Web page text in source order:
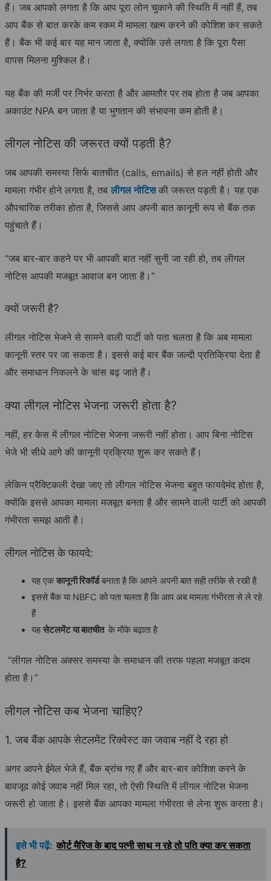
हैं। जब आपको लगता है कि आप पूरा लोन चुकाने की स्थिति में नहीं हैं, तब
आप बैंक से बात करके कम रकम में मामला खत्म करने की कोशिश कर सकते
हैं। बैंक भी कई बार यह मान जाता है, क्योंकि उसे लगता है कि पूरा पैसा
वापस मिलना मुश्किल है।
यह बैंक की मर्जी पर निर्भर करता है और आमतौर पर तब होता है जब आपका
अकाउंट NPA बन जाता है या भुगतान की संभावना कम होती है।
लीगल नोटिस की जरूरत क्यों पड़ती है?
जब आपकी समस्या सिर्फ बातचीत (calls, emails) से हल नहीं होती और
मामला गंभीर होने लगता है, तबलीगल नोटिस की जरूरत पड़ती है। यह एक
औपचारिक तरीका होता है, जिससे आप अपनी बात कानूनी रूप से बैंक तक
पहुंचाते हैं।
“जब बार-बार कहने पर भी आपकी बात नहीं सुनी जा रही हो, तब लीगल
नोटिस आपकी मजबूत आवाज बन जाता है।”
क्यों जरूरी है?
लीगल नोटिस भेजने से सामने वाली पार्टी को पता चलता है कि अब मामला
कानूनी स्तर पर जा सकता है। इससे कई बार बैंक जल्दी प्रतिक्रिया देता है
और समाधान निकलने के चांस बढ़ जाते हैं।
क्या लीगल नोटिस भेजना जरूरी होता है?
नहीं, हर केस में लीगल नोटिस भेजना जरूरी नहीं होता। आप बिना नोटिस
भेजे भी सीधे आगे की कानूनी प्रक्रिया शुरू कर सकते हैं।
लेकिन प्रैक्टिकली देखा जाए तो लीगल नोटिस भेजना बहुत फायदेमंद होता है,
क्योंकि इससे आपका मामला मजबूत बनता है और सामने वाली पार्टी को आपकी
गंभीरता समझ आती है।
लीगल नोटिस के फायदे:
यह एककानूनी रिकॉर्डबनाता है कि आपने अपनी बात सही तरीके से रखी है
इससे बैंक या NBFC को पता चलता है कि आप अब मामला गंभीरता से ले रहे
हैं
यहसेटलमेंट या बातचीत के मौके बढ़ाता है
“लीगल नोटिस अक्सर समस्या के समाधान की तरफ पहला मजबूत कदम
होता है।”
लीगल नोटिस कब भेजना चाहिए?
1. जब बैंक आपके सेटलमेंट रिक्वेस्ट का जवाब नहीं दे रहा हो
अगर आपने ईमेल भेजे हैं, बैंक ब्रांच गए हैं और बार-बार कोशिश करने के
बावजूद कोई जवाब नहीं मिल रहा, तो ऐसी स्थिति में लीगल नोटिस भेजना
जरूरी हो जाता है। इससे बैंक आपका मामला गंभीरता से लेना शुरू करता है।
इसे भी पढ़ें: कोर्ट मैरिज के बाद पत्नी साथ न रहे तो पति क्या कर सकता
है?